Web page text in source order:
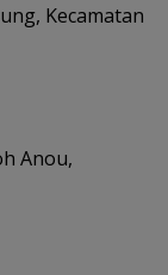
Kecamatan
Anou,